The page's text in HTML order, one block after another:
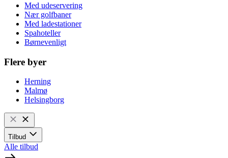
Med udeservering
Nær golfbaner
Med ladestationer
Spahoteller
Børnevenligt
Flere byer
Herning
Malmø
Helsingborg
Tilbud
Alle tilbud